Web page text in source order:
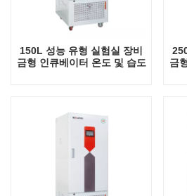
150L 성능 유형 실험실 장비
금형 인큐베이터 온도 및 습도
금